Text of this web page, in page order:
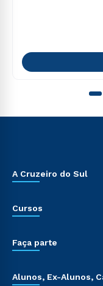
A Cruzeiro do Sul
Cursos
Faça parte
Alunos, Ex-Alunos,